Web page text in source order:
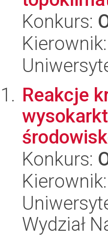
Konkurs:
Reakcje
Konkurs:
Wydział